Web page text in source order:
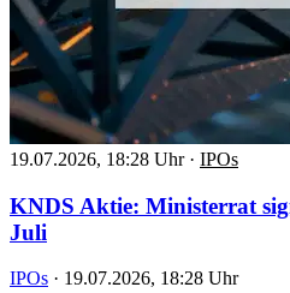
19.07.2026, 18:28 Uhr · IPOs
KNDS Aktie: Ministerrat
Juli
IPOs · 19.07.2026, 18:28 Uhr